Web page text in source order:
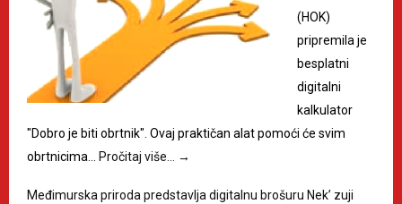
(HOK)
pripremila je
besplatni
digitalni
kalkulator
"Dobro je biti obrtnik". Ovaj praktičan alat pomoći će svim
obrtnicima… Pročitaj više… →
Međimurska priroda predstavlja digitalnu brošuru Nek’ zuji